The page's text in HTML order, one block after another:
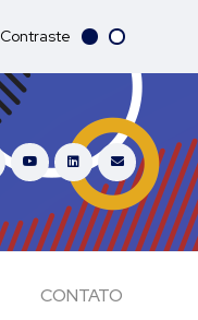
Contraste
CONTATO